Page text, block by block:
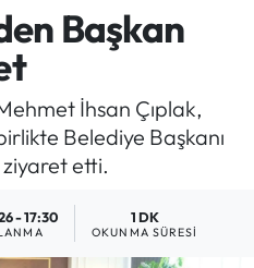
Başkan
İhsan Çıplak,
Belediye Başkanı
ziyaret etti.
- 17:30 1 DK
OKUNMA SÜRESI
Haritası
ve Fikstür